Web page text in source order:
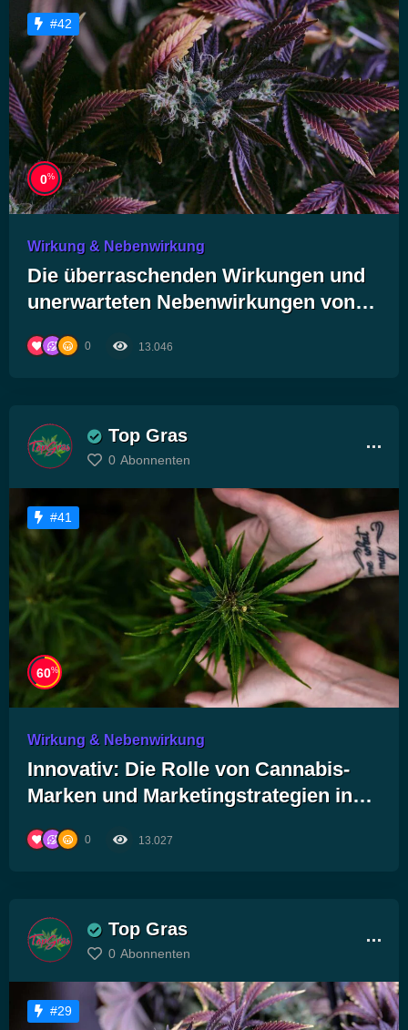
#42
0%
Wirkung & Nebenwirkung
Die überraschenden Wirkungen und
unerwarteten Nebenwirkungen von
musst!
0 13.046
Top Gras
0 Abonnenten
#41
60%
Wirkung & Nebenwirkung
Innovativ: Die Rolle von Cannabis-
Marken und Marketingstrategien in
0 13.027
Top Gras
0 Abonnenten
#29